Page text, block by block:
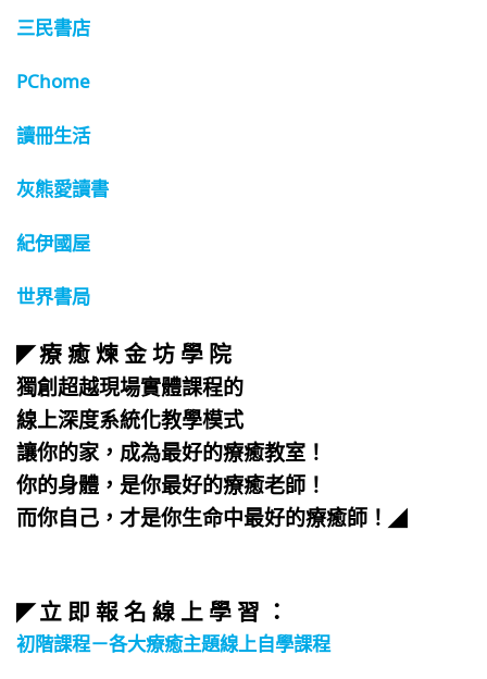
三民書店
PChome
讀冊生活
灰熊愛讀書
紀伊國屋
世界書局
◤療 癒 煉 金 坊 學 院
獨創超越現場實體課程的
線上深度系統化教學模式
讓你的家，成為最好的療癒教室！
你的身體，是你最好的療癒老師！
而你自己，才是你生命中最好的療癒師！ ◢
◤立 即 報 名 線 上 學 習 ：
初階課程－各大療癒主題線上自學課程